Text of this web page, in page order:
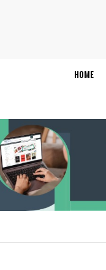
HOME